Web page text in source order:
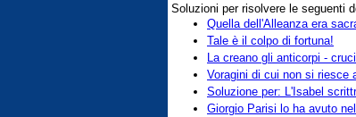
Soluzioni per risolvere le seguenti
Quella dell'Alleanza era
Tale è il colpo di fortuna!
La creano gli anticorpi -
Voragini di cui non si riesce
Soluzione per: L'Isabel
Giorgio Parisi lo ha avuto